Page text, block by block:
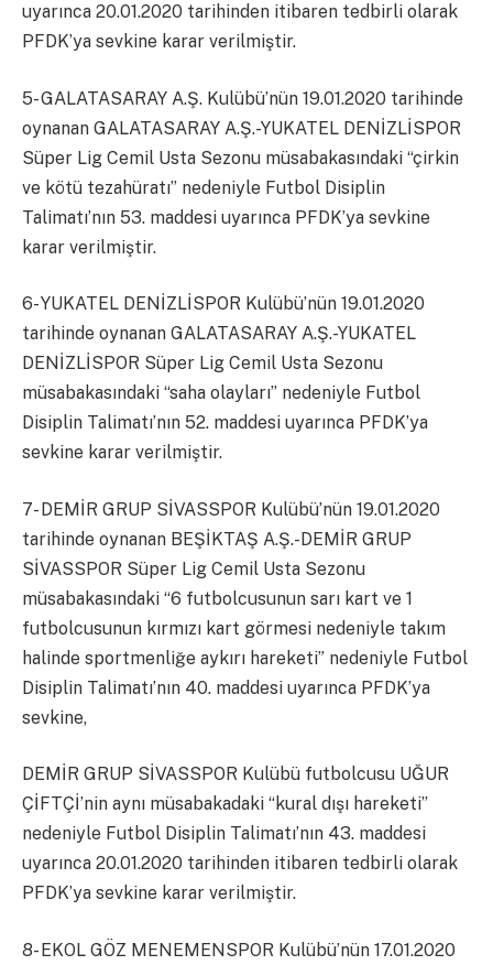
uyarınca 20.01.2020 tarihinden itibaren tedbirli olarak
PFDK’ya sevkine karar verilmiştir.
5- GALATASARAY A.Ş. Kulübü’nün 19.01.2020 tarihinde
oynanan GALATASARAY A.Ş.-YUKATEL DENİZLİSPOR
Süper Lig Cemil Usta Sezonu müsabakasındaki “çirkin
ve kötü tezahüratı” nedeniyle Futbol Disiplin
Talimatı’nın 53. maddesi uyarınca PFDK’ya sevkine
karar verilmiştir.
6- YUKATEL DENİZLİSPOR Kulübü’nün 19.01.2020
tarihinde oynanan GALATASARAY A.Ş.-YUKATEL
DENİZLİSPOR Süper Lig Cemil Usta Sezonu
müsabakasındaki “saha olayları” nedeniyle Futbol
Disiplin Talimatı’nın 52. maddesi uyarınca PFDK’ya
sevkine karar verilmiştir.
7- DEMİR GRUP SİVASSPOR Kulübü’nün 19.01.2020
tarihinde oynanan BEŞİKTAŞ A.Ş.-DEMİR GRUP
SİVASSPOR Süper Lig Cemil Usta Sezonu
müsabakasındaki “6 futbolcusunun sarı kart ve 1
futbolcusunun kırmızı kart görmesi nedeniyle takım
halinde sportmenliğe aykırı hareketi” nedeniyle Futbol
Disiplin Talimatı’nın 40. maddesi uyarınca PFDK’ya
sevkine,
DEMİR GRUP SİVASSPOR Kulübü futbolcusu UĞUR
ÇİFTÇİ’nin aynı müsabakadaki “kural dışı hareketi”
nedeniyle Futbol Disiplin Talimatı’nın 43. maddesi
uyarınca 20.01.2020 tarihinden itibaren tedbirli olarak
PFDK’ya sevkine karar verilmiştir.
8- EKOL GÖZ MENEMENSPOR Kulübü’nün 17.01.2020